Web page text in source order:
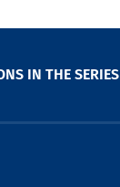
IN THE SERIES